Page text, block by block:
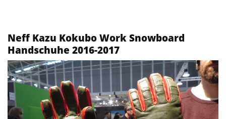
Neff Kazu Kokubo Work Snowboard
Handschuhe 2016-2017